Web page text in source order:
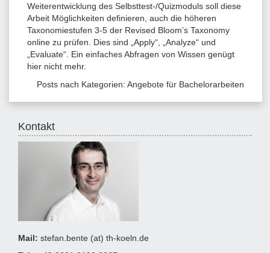
Weiterentwicklung des Selbsttest-/Quizmoduls soll diese
Arbeit Möglichkeiten definieren, auch die höheren
Taxonomiestufen 3-5 der Revised Bloom’s Taxonomy
online zu prüfen. Dies sind „Apply“, „Analyze“ und
„Evaluate“. Ein einfaches Abfragen von Wissen genügt
hier nicht mehr.
Posts nach Kategorien: Angebote für Bachelorarbeiten
Kontakt
Mail: stefan.bente (at) th-koeln.de